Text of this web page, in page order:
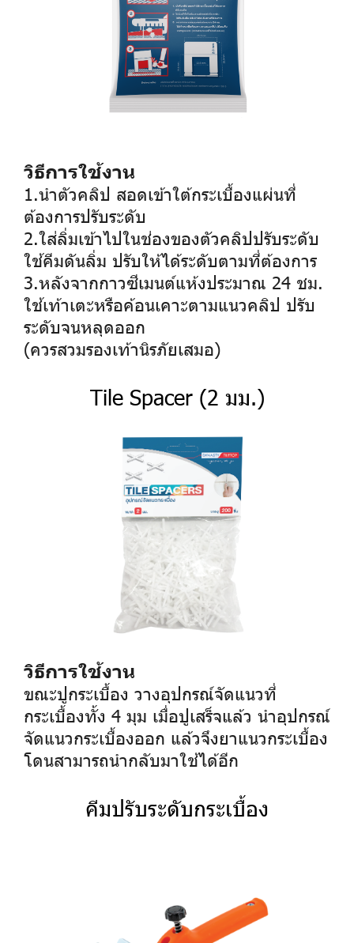
วิธีการใช้งาน
1.นำตัวคลิป สอดเข้าใต้กระเบื้องแผ่นที่
ต้องการปรับระดับ
2.ใส่ลิ่มเข้าไปในช่องของตัวคลิปปรับระดับ
ใช้คีมดันลิ่ม ปรับให้ได้ระดับตามที่ต้องการ
3.หลังจากกาวซีเมนต์แห้งประมาณ 24 ชม.
ใช้เท้าเตะหรือค้อนเคาะตามแนวคลิป ปรับ
ระดับจนหลุดออก
(ควรสวมรองเท้านิรภัยเสมอ)
Tile Spacer (2 มม.)
วิธีการใช้งาน
ขณะปูกระเบื้อง วางอุปกรณ์จัดแนวที่
กระเบื้องทั้ง 4 มุม เมื่อปูเสร็จแล้ว นำอุปกรณ์
จัดแนวกระเบื้องออก แล้วจึงยาแนวกระเบื้อง
โดนสามารถนำกลับมาใช้ได้อีก
คีมปรับระดับกระเบื้อง